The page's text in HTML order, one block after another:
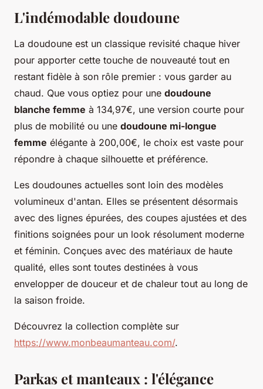
L'indémodable doudoune
La doudoune est un classique revisité chaque hiver
pour apporter cette touche de nouveauté tout en
restant fidèle à son rôle premier : vous garder au
chaud. Que vous optiez pour une doudoune
blanche femme à 134,97€, une version courte pour
plus de mobilité ou une doudoune mi-longue
femme élégante à 200,00€, le choix est vaste pour
répondre à chaque silhouette et préférence.
Les doudounes actuelles sont loin des modèles
volumineux d'antan. Elles se présentent désormais
avec des lignes épurées, des coupes ajustées et des
finitions soignées pour un look résolument moderne
et féminin. Conçues avec des matériaux de haute
qualité, elles sont toutes destinées à vous
envelopper de douceur et de chaleur tout au long de
la saison froide.
Découvrez la collection complète sur
https://www.monbeaumanteau.com/.
Parkas et manteaux : l'élégance